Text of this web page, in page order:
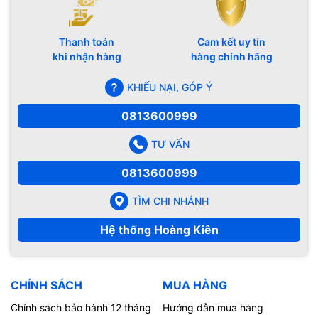
Thanh toán
khi nhận hàng
Cam kết uy tín
hàng chính hãng
KHIẾU NẠI, GÓP Ý
0813600999
TƯ VẤN
0813600999
TÌM CHI NHÁNH
Hệ thống Hoàng Kiên
CHÍNH SÁCH
Chính sách bảo hành 12 tháng
MUA HÀNG
Hướng dẫn mua hàng